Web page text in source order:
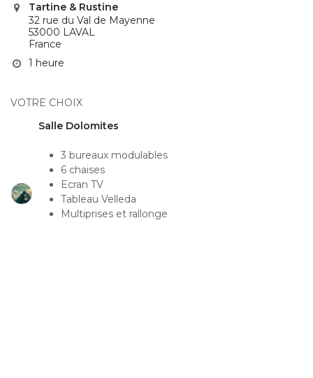
Tartine & Rustine
32 rue du Val de Mayenne
53000 LAVAL
France
1 heure
VOTRE CHOIX
Salle Dolomites
3 bureaux modulables
6 chaises
Ecran TV
Tableau Velleda
Multiprises et rallonge